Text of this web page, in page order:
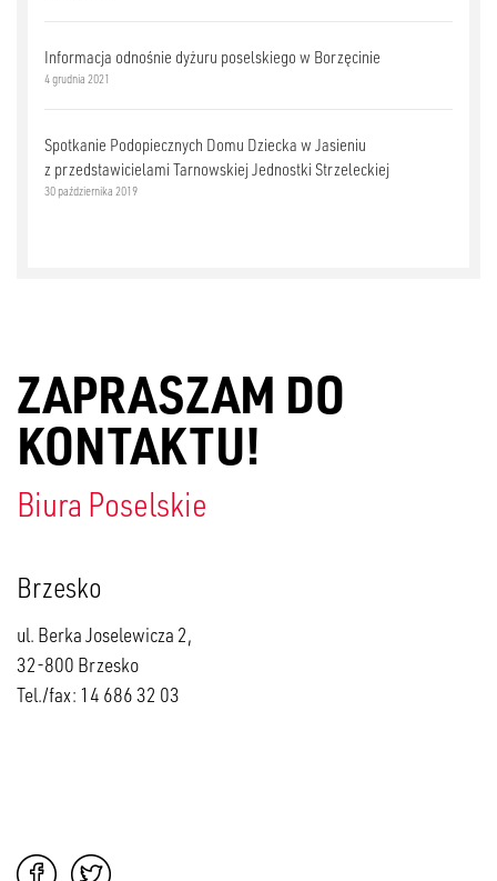
Informacja odnośnie dyżuru poselskiego w Borzęcinie
4 grudnia 2021
Spotkanie Podopiecznych Domu Dziecka w Jasieniu
z przedstawicielami Tarnowskiej Jednostki Strzeleckiej
30 października 2019
ZAPRASZAM DO
KONTAKTU!
Biura Poselskie
Brzesko
ul. Berka Joselewicza 2,
32-800 Brzesko
Tel./fax: 14 686 32 03